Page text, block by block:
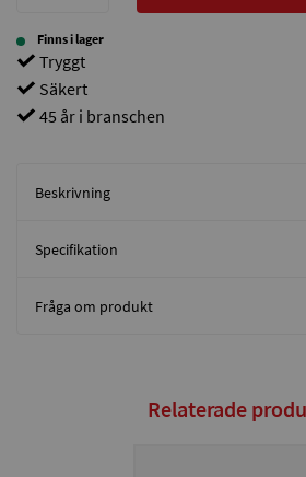
Finns i lager
Tryggt
Säkert
45 år i branschen
Beskrivning
Specifikation
Fråga om produkt
Relaterade